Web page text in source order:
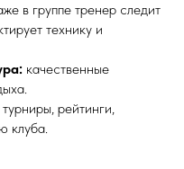
в группе тренер следит
технику и
качественные
турниры, рейтинги,
клуба.